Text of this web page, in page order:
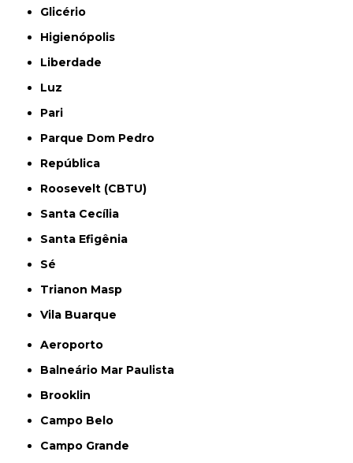
Glicério
Higienópolis
Liberdade
Luz
Pari
Parque Dom Pedro
República
Roosevelt (CBTU)
Santa Cecília
Santa Efigênia
Sé
Trianon Masp
Vila Buarque
Aeroporto
Balneário Mar Paulista
Brooklin
Campo Belo
Campo Grande